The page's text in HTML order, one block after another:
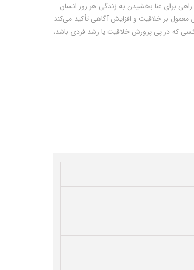
راهی برای غنا بخشیدن به زندگیِ هر روز انسان
بر خلاقیت و افزایش آگاهی تأکید می‌کند
کسی که در پی پرورش خلاقیت یا رشد فردی باشد،